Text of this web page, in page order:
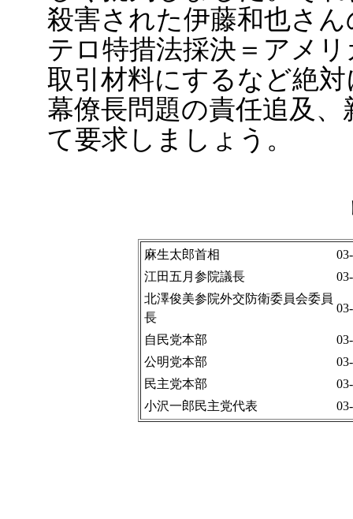
殺害された伊藤和也さ
テロ特措法採決＝アメ
取引材料にするなど絶
幕僚長問題の責任追及
て要求しましょう。
麻生太郎首相
江田五月参院議長
北澤俊美参院外交防衛委員会委員
長
自民党本部
公明党本部
民主党本部
小沢一郎民主党代表